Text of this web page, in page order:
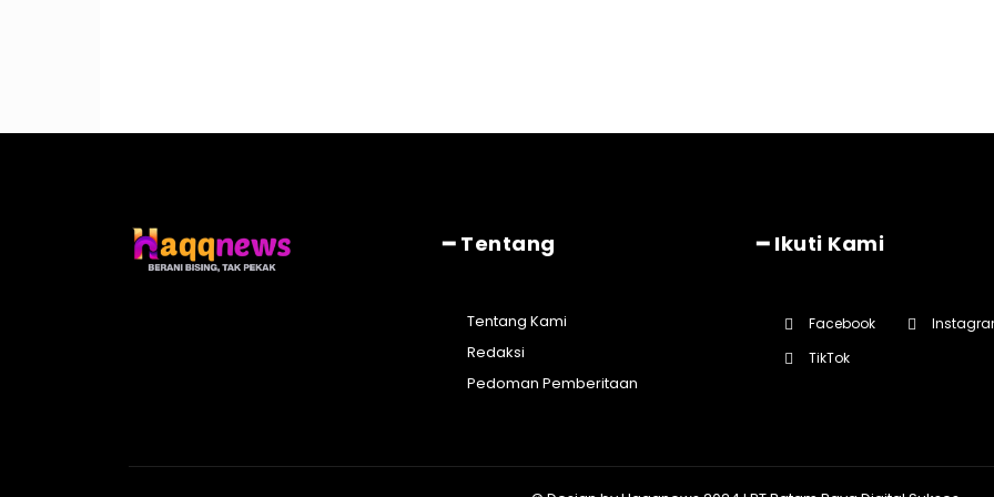
━ Tentang
Tentang Kami
Redaksi
Pedoman Pemberitaan
━ Ikuti Kami
Facebook
TikTok